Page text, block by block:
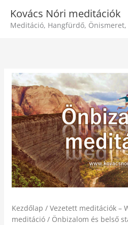
content
Kovács Nóri meditációk
Meditáció, Hangfürdő, Önismeret,
Kezdőlap /Vezetett meditációk –
meditáció / Önbizalom és belső
Önbizalom
meditáció
-
2023.06.16-
i
felvétel
mennyiség